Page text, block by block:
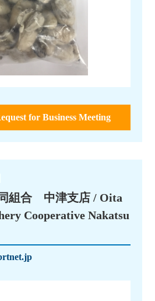
for Business Meeting
組合 中津支店 / Oita
Cooperative Nakatsu